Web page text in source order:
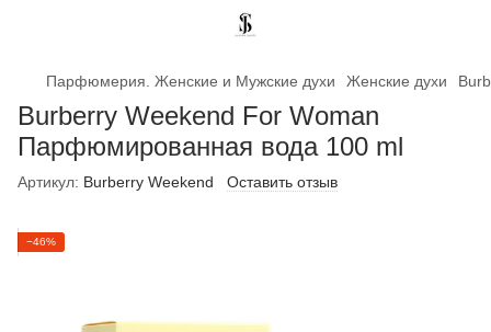
Парфюмерия. Женские и Мужские духи Женские духи
Burberry Weekend For Woman
Парфюмированная вода 100 ml
Артикул: Burberry Weekend Оставить отзыв
−46%